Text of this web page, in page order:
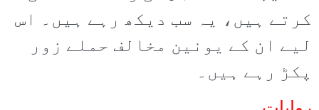
کرتے ہیں، یہ سب دیکھ رہے ہیں۔ اس
لیے ان کے یونین مخالف حملے زور
پکڑ رہے ہیں۔